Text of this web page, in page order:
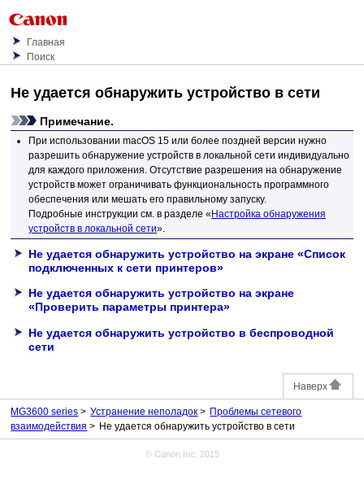
Главная
Поиск
Не удается обнаружитьустройство в сети
Примечание.
При использованииmacOS 15 или более поздней версии нужно
разрешить обнаружение устройств в локальной сети индивидуально
для каждого приложения. Отсутствие разрешения на обнаружение
устройств может ограничивать функциональность программного
обеспечения или мешать его правильному запуску.
Подробные инструкции см. в разделе « Настройка обнаружения
устройств в локальной сети».
Не удается обнаружить устройство на экране «Список
подключенных к сети принтеров»
Не удается обнаружить устройство на экране
«Проверить параметры принтера»
Не удается обнаружить устройство в беспроводной
сети
Наверх
MG3600 series Устранение неполадок
Проблемы сетевого
взаимодействия
Не удается обнаружить устройство в сети
© Canon Inc. 2015